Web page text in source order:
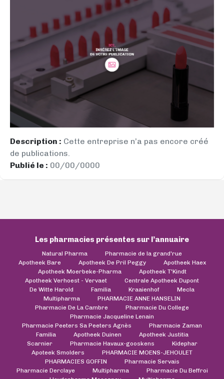
Description : Cette entreprise n’a pas encore créé
de publications.
Publié le : 00/00/0000
Les pharmacies présentes sur l’annuaire
Natural Pharma
Pharmacie de la grand'rue
Apotheek Bare
Apotheek De Pril Peggy
Apotheek Haex
Apotheek Moerbeke-Pharma
Apotheek T'Kindt
Apotheek Verhoest - Vervaet
Centrale Apotheek Dupont
De Witte Harold
Familia Kraaienhof
Mecla
Multipharma
PHARMACIE ANNE HANSELIN
Pharmacie De La Cambre
Pharmacie Du College
Pharmacie Jacqueline Lenain
Pharmacie Peeters Sa Peeters Agnès
Pharmacie Zaman
Familia
Apotheek Duinen
Apotheek Justitia
Scarnier
Pharmacie Havaux-gooskens
Kidephar
Apoteek Smolders
PHARMACIE MOENS-JEHOULET
PHARMACIES GOFFIN
Pharmacie Servais
Pharmacie Derclaye
Multipharma
Pharmacie Du Beffroi